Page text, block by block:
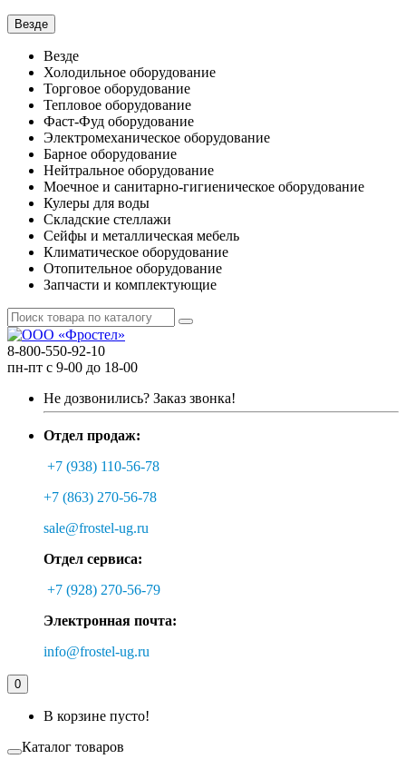
Везде
Везде
Холодильное оборудование
Торговое оборудование
Тепловое оборудование
Фаст-Фуд оборудование
Электромеханическое оборудование
Барное оборудование
Нейтральное оборудование
Моечное и санитарно-гигиеническое оборудование
Кулеры для воды
Складские стеллажи
Сейфы и металлическая мебель
Климатическое оборудование
Отопительное оборудование
Запчасти и комплектующие
8-800-550-92-10
пн-пт с 9-00 до 18-00
Не дозвонились? Заказ звонка!
Отдел продаж:
+7 (938) 110-56-78
+7 (863) 270-56-78
sale@frostel-ug.ru
Отдел сервиса:
+7 (928) 270-56-79
Электронная почта:
info@frostel-ug.ru
0
В корзине пусто!
Каталог товаров